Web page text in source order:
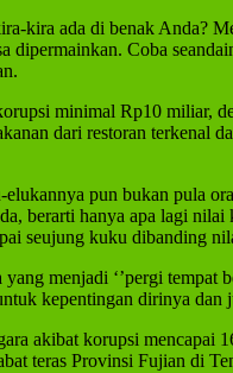
kira ada di benak Anda?
Coba
minimal Rp10 miliar,
dari restoran terkenal
pun bukan pula
berarti hanya apa lagi
seujung kuku dibanding
menjadi ‘’pergi tempat
kepentingan dirinya dan
akibat korupsi
teras Provinsi Fujian di